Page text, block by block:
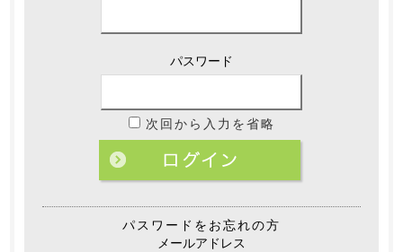
パスワード
次回から入力を省略
パスワードをお忘れの方
メールアドレス